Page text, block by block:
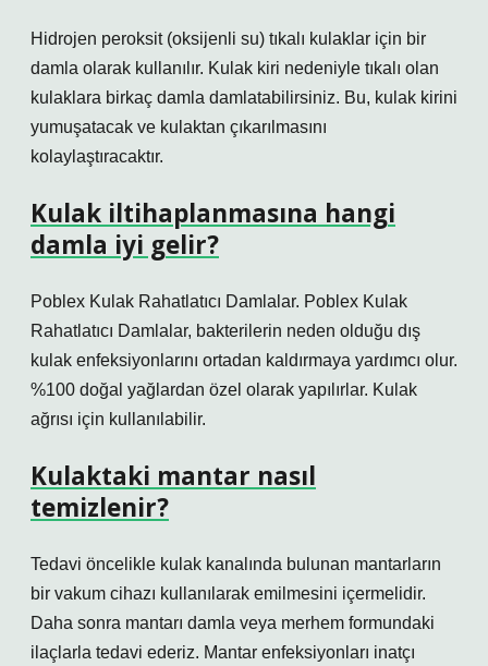
Hidrojen peroksit (oksijenli su) tıkalı kulaklar için bir
damla olarak kullanılır. Kulak kiri nedeniyle tıkalı olan
kulaklara birkaç damla damlatabilirsiniz. Bu, kulak kirini
yumuşatacak ve kulaktan çıkarılmasını
kolaylaştıracaktır.
Kulak iltihaplanmasına hangi
damla iyi gelir?
Poblex Kulak Rahatlatıcı Damlalar. Poblex Kulak
Rahatlatıcı Damlalar, bakterilerin neden olduğu dış
kulak enfeksiyonlarını ortadan kaldırmaya yardımcı olur.
%100 doğal yağlardan özel olarak yapılırlar. Kulak
ağrısı için kullanılabilir.
Kulaktaki mantar nasıl
temizlenir?
Tedavi öncelikle kulak kanalında bulunan mantarların
bir vakum cihazı kullanılarak emilmesini içermelidir.
Daha sonra mantarı damla veya merhem formundaki
ilaçlarla tedavi ederiz. Mantar enfeksiyonları inatçı